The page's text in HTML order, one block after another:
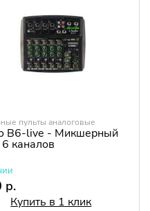
пульты аналоговые
B6-live - Микшерный
6 каналов
р.
Купить в 1 клик